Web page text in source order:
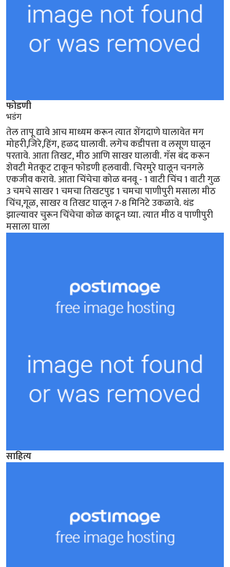
फोडणी
भडंग
तेल तापू द्यावे आच माध्यम करून त्यात शेंगदाणे घालावेत मग
मोहरी,जिरे,हिंग, हळद घालावी. लगेच कडीपत्ता व लसूण घालून
परतावे. आता तिखट, मीठ आणि साखर घालावी. गॅस बंद करून
शेवटी मेतकूट टाकून फोडणी हलवावी. चिरमुरे घालून चनगले
एकजीव करावे. आता चिंचेचा कोळ बनवू - 1 वाटी चिंच 1 वाटी गुळ
3 चमचे साखर 1 चमचा तिखटपुड 1 चमचा पाणीपुरी मसाला मीठ
चिंच,गूळ, साखर व तिखट घालून 7-8 मिनिटे उकळावे. थंड
झाल्यावर चुरून चिंचेचा कोळ काढून घ्या. त्यात मीठ व पाणीपुरी
मसाला घाला
साहित्य